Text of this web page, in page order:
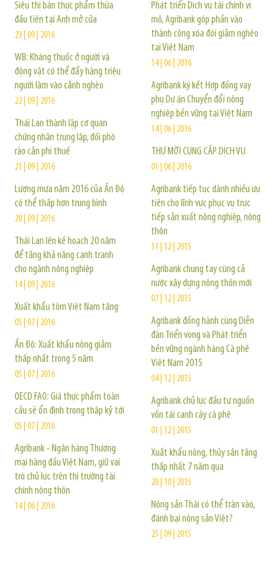
Siêu thị bán thực phẩm thừa
đầu tiên tại Anh mở cửa
23 | 09 | 2016
WB: Kháng thuốc ở người và
động vật có thể đẩy hàng triệu
người lâm vào cảnh nghèo
22 | 09 | 2016
Thái Lan thành lập cơ quan
chứng nhận trung lập, đối phó
rào cản phi thuế
21 | 09 | 2016
Lượng mưa năm 2016 của Ấn Độ
có thể thấp hơn trung bình
20 | 09 | 2016
Thái Lan lên kế hoạch 20 năm
để tăng khả năng cạnh tranh
cho ngành nông nghiệp
14 | 09 | 2016
Xuất khẩu tôm Việt Nam tăng
05 | 07 | 2016
Ấn Độ: Xuất khẩu nông giảm
thấp nhất trong 5 năm
05 | 07 | 2016
OECD FAO: Giá thực phẩm toàn
cầu sẽ ổn định trong thập kỷ tới
05 | 07 | 2016
Agribank - Ngân hàng Thương
mại hàng đầu Việt Nam, giữ vai
trò chủ lực trên thị trường tài
chính nông thôn
14 | 06 | 2016
Phát triển Dịch vụ tài chính vi
mô, Agribank góp phần vào
thành công xóa đói giảm nghèo
tại Việt Nam
14 | 06 | 2016
Agribank ký kết Hợp đồng vay
phụ Dự án Chuyển đổi nông
nghiệp bền vững tại Việt Nam
14 | 06 | 2016
THƯ MỜI CUNG CẤP DỊCH VỤ
01 | 06 | 2016
Agribank tiếp tục dành nhiều ưu
tiên cho lĩnh vực phục vụ trực
tiếp sản xuất nông nghiệp, nông
thôn
11 | 12 | 2015
Agribank chung tay cùng cả
nước xây dựng nông thôn mới
07 | 12 | 2015
Agribank đồng hành cùng Diễn
đàn Triển vọng và Phát triển
bền vững ngành hàng Cà phê
Việt Nam 2015
04 | 12 | 2015
Agribank chủ lực đầu tư nguồn
vốn tái canh cây cà phê
01 | 12 | 2015
Xuất khẩu nông, thủy sản tăng
thấp nhất 7 năm qua
28 | 10 | 2015
Nông sản Thái có thể tràn vào,
đánh bại nông sản Việt?
25 | 09 | 2015